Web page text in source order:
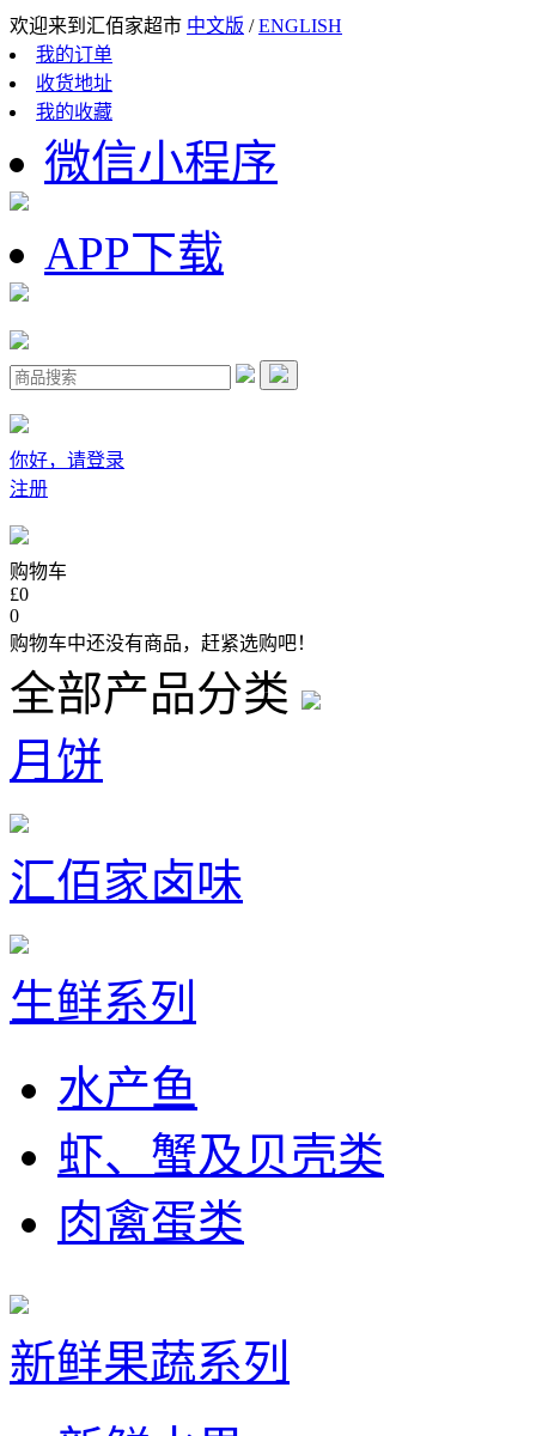
欢迎来到汇佰家超市 中文版 /ENGLISH
我的订单
收货地址
我的收藏
微信小程序
APP下载
你好，请登录
注册
购物车
£0
0
购物车中还没有商品，赶紧选购吧！
全部产品分类
月饼
汇佰家卤味
生鲜系列
水产鱼
虾、蟹及贝壳类
肉禽蛋类
新鲜果蔬系列